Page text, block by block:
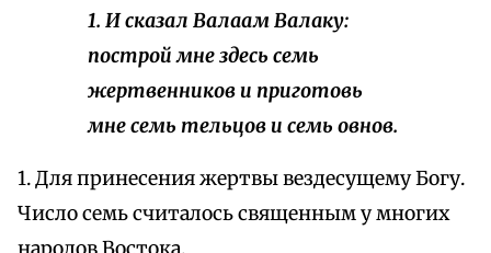
1. И сказал Валаам Валаку:
построй мне здесь семь
жертвенников и приготовь
мне семь тельцов и семь овнов.
1. Для принесения жертвы вездесущему Богу.
Число семь считалось священным у многих